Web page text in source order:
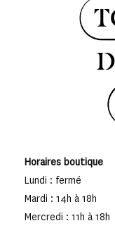
Horaires boutique
Lundi : fermé
Mardi : 14h à 18h
Mercredi : 11h à 18h